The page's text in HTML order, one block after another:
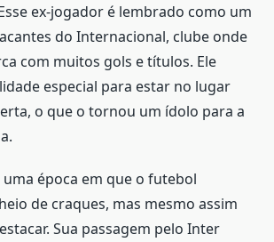
ex-jogador é lembrado como um
do Internacional, clube onde
com muitos gols e títulos. Ele
especial para estar no lugar
o que o tornou um ídolo para a
época em que o futebol
de craques, mas mesmo assim
Sua passagem pelo Inter